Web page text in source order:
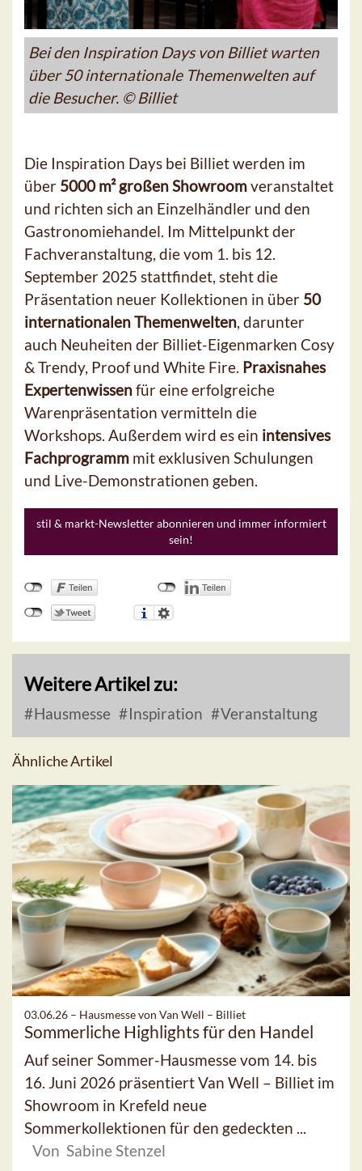
Bei den Inspiration Days von Billiet warten
über 50 internationale Themenwelten auf
die Besucher. © Billiet
Die Inspiration Days bei Billiet werden im
über 5000 m² großen Showroomveranstaltet
und richten sich an Einzelhändler und den
Gastronomiehandel. Im Mittelpunkt der
Fachveranstaltung, die vom 1. bis 12.
September 2025 stattfindet, steht die
Präsentation neuer Kollektionen in über 50
internationalen Themenwelten, darunter
auch Neuheiten der Billiet-Eigenmarken Cosy
& Trendy, Proof und White Fire. Praxisnahes
Expertenwissenfür eine erfolgreiche
Warenpräsentation vermitteln die
Workshops. Außerdem wird es ein intensives
Fachprogramm mit exklusiven Schulungen
und Live-Demonstrationen geben.
stil & markt-Newsletter abonnieren und immer informiert
sein!
Weitere Artikel zu:
Hausmesse Inspiration Veranstaltung
Ähnliche Artikel
03.06.26 – Hausmesse von Van Well – Billiet
Sommerliche Highlights für den Handel
Auf seiner Sommer-Hausmesse vom 14. bis
16. Juni 2026 präsentiert Van Well – Billiet im
Showroom in Krefeld neue
Sommerkollektionen für den gedeckten ...
Von Sabine Stenzel